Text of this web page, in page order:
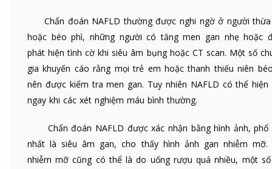
Chẩn đoán NAFLD thường được nghi ngờ ở người
hoặc béo phì, những người có tăng men gan nhẹ hoặc
phát hiện tình cờ khi siêu âm bụng hoặc CT scan. Một số
gia khuyến cáo rằng mọi trẻ em hoặc thanh thiếu niên
nên được kiểm tra men gan. Tuy nhiên NAFLD có thể hiện
ngay khi các xét nghiệm máu bình thường.
Chẩn đoán NAFLD được xác nhận bằng hình ảnh, phổ
nhất là siêu âm gan, cho thấy hình ảnh gan nhiễm mỡ.
nhiễm mỡ cũng có thể là do uống rượu quá nhiều, một